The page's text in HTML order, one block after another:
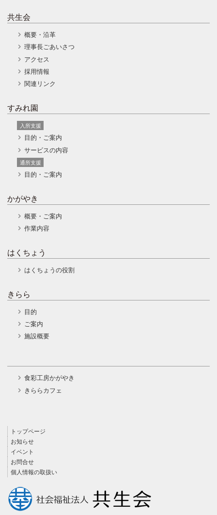
共生会
概要・沿革
理事長ごあいさつ
アクセス
採用情報
関連リンク
すみれ園
入所支援
目的・ご案内
サービスの内容
通所支援
目的・ご案内
かがやき
概要・ご案内
作業内容
はくちょう
はくちょうの役割
きらら
目的
ご案内
施設概要
食彩工房かがやき
きららカフェ
トップページ
お知らせ
イベント
お問合せ
個人情報の取扱い